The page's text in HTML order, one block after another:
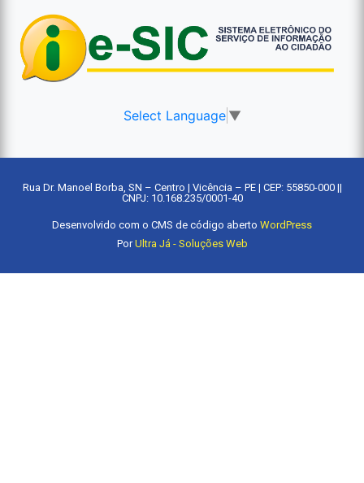
Select Language ▼
Rua Dr. Manoel Borba, SN – Centro | Vicência – PE | CEP: 55850-000 ||
CNPJ: 10.168.235/0001-40
Desenvolvido com o CMS de código aberto WordPress
PorUltra Já - Soluções Web